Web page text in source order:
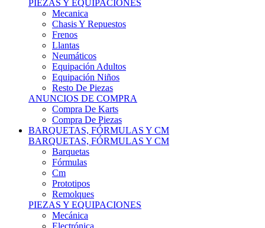
Chasis Y Repuestos
Frenos
Llantas
Neumáticos
Equipación Adultos
Equipación Niños
Resto De Piezas
ANUNCIOS DE COMPRA
Compra De Karts
Compra De Piezas
BARQUETAS, FÓRMULAS Y CM
BARQUETAS, FÓRMULAS Y CM
Barquetas
Fórmulas
Cm
Prototipos
Remolques
PIEZAS Y EQUIPACIONES
Mecánica
Electrónica
Chasis Y Carrocería